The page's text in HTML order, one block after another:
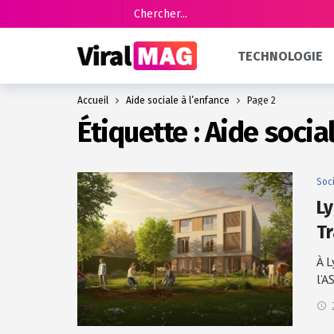
TECHNOLOGIE
Accueil Aide sociale à l’enfance Page 2
Étiquette :Aide
À